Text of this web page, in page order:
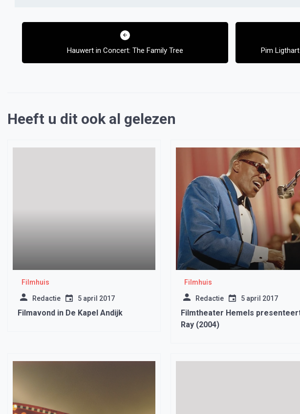
Bericht
Hauwert in Concert: The Family Tree Pim
Heeft u dit ook al gelezen
Filmhuis
Redactie 5 april 2017
Filmavond in De Kapel Andijk
Filmhuis
Redactie 5 april 2017
Filmtheater Hemels
Ray (2004)